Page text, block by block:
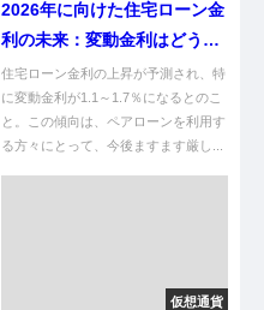
2026年に向けた住宅ローン金
利の未来：変動金利はどうな
る？
住宅ローン金利の上昇が予測され、特
に変動金利が1.1～1.7％になるとのこ
と。この傾向は、ペアローンを利用す
る方々にとって、今後ますます厳し...
仮想通貨